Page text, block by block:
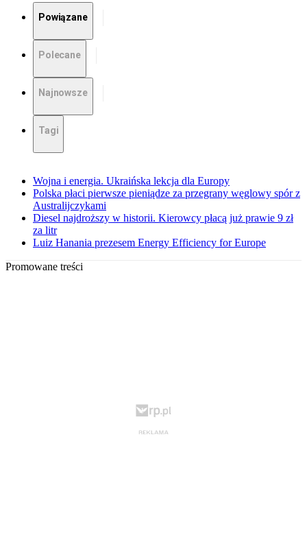
Powiązane
Polecane
Najnowsze
Tagi
Wojna i energia. Ukraińska lekcja dla Europy
Polska płaci pierwsze pieniądze za przegrany węglowy spór z
Australijczykami
Diesel najdroższy w historii. Kierowcy płacą już prawie 9 zł
za litr
Luiz Hanania prezesem Energy Efficiency for Europe
Promowane treści